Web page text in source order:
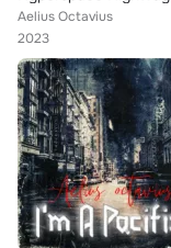
Aelius Octavius
2023